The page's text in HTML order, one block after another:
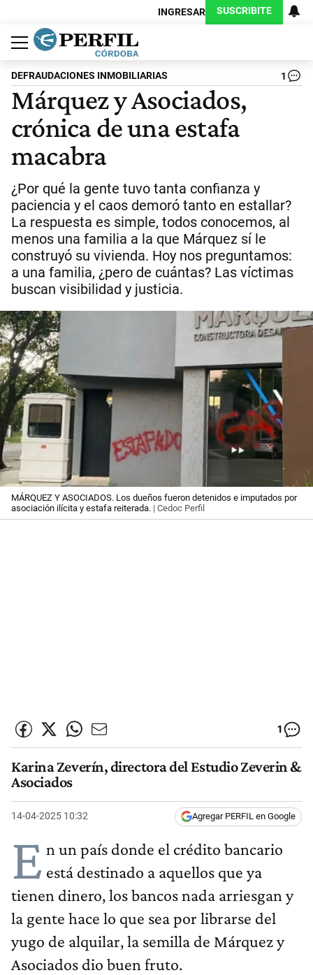
INGRESAR SUSCRIBITE
Política
Economía
Judiciales
Sociedad
Cultura
Espectáculos
Deportes
Protagonistas
DEFRAUDACIONES INMOBILIARIAS 1
Márquez y Asociados,
crónica de una estafa
macabra
¿Por qué la gente tuvo tanta confianza y
paciencia y el caos demoró tanto en estallar?
La respuesta es simple, todos conocemos, al
menos una familia a la que Márquez sí le
construyó su vivienda. Hoy nos preguntamos:
a una familia, ¿pero de cuántas? Las víctimas
buscan visibilidad y justicia.
MÁRQUEZ Y ASOCIADOS. Los dueños fueron detenidos e imputados por
asociación ilícita y estafa reiterada. | Cedoc Perfil
1
Karina Zeverín, directora del Estudio Zeverin &
Asociados
14-04-2025 10:32 Agregar PERFIL en Google
E n un país donde el crédito bancario
está destinado a aquellos que ya
tienen dinero, los bancos nada arriesgan y
la gente hace lo que sea por librarse del
yugo de alquilar, la semilla de Márquez y
Asociados dio buen fruto.